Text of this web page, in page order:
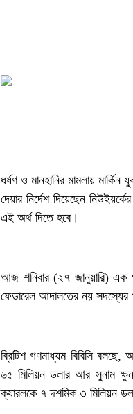
ধর্ষণ ও মানহানির মামলায়
দেয়ার নির্দেশ দিয়েছেন
এই অর্থ দিতে হবে।
আজ শনিবার (২৭ জানুয়ারি) এক
ফেডারেল আদালতের নয় সদস্যের
ব্রিটিশ গণমাধ্যম বিবিসি
৬৫ মিলিয়ন ডলার আর সুনাম
ক্যারলকে ৭ দশমিক ৩ মিলিয়ন